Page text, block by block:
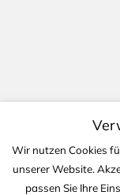
Wir nutzen Cookies
unserer Website.
passen Sie Ihre